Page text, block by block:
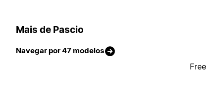
Mais de Pascio
Navegar por 47 modelos
Free